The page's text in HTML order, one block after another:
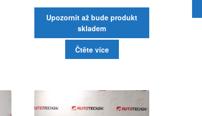
Upozornit až bude produkt
skladem
Čtěte více